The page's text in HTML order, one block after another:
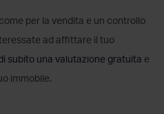
per la vendita e un controllo
ad affittare il tuo
subito una valutazione gratuita e
immobile.